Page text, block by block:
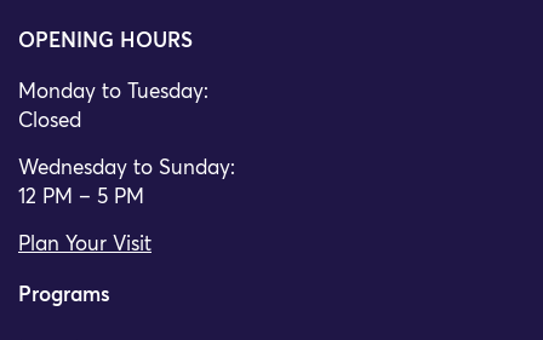
OPENING HOURS
Monday to Tuesday:
Closed
Wednesday to Sunday:
12 PM – 5 PM
Plan Your Visit
Programs